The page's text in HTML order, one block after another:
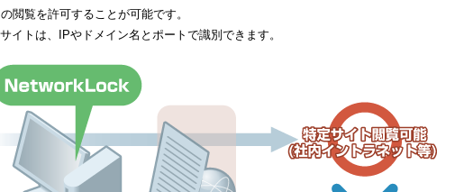
閲覧を許可することが可能です。
イトは、IPやドメイン名とポートで識別できます。